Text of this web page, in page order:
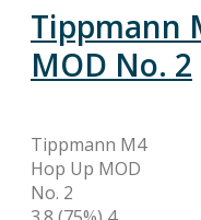
Tippmann
MOD No. 2
Tippmann M4
Hop Up MOD
No. 2